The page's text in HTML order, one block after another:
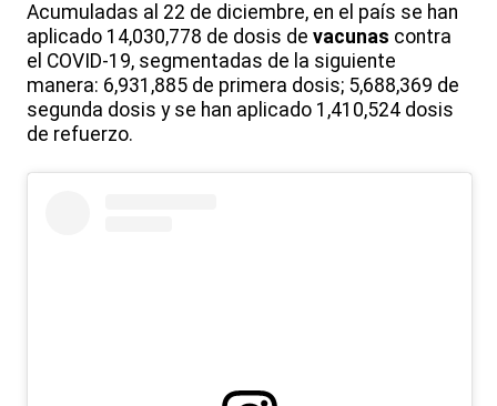
Acumuladas al 22 de diciembre, en el país se han
aplicado 14,030,778 de dosis de vacunas contra
el COVID-19, segmentadas de la siguiente
manera: 6,931,885 de primera dosis; 5,688,369 de
segunda dosis y se han aplicado 1,410,524 dosis
de refuerzo.